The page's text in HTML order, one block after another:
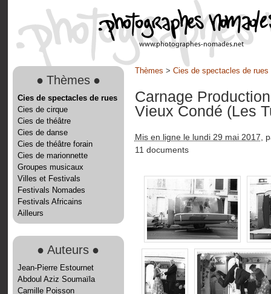
● Thèmes ●
Cies de spectacles de rues
Cies de cirque
Cies de théâtre
Cies de danse
Cies de théâtre forain
Cies de marionnette
Groupes musicaux
Villes et Festivals
Festivals Nomades
Festivals Africains
Ailleurs
● Auteurs ●
Jean-Pierre Estournet
Abdoul Aziz Soumaïla
Camille Poisson
Thèmes > Cies de spectacles de rues
Carnage
Vieux Condé (Les
Mis en ligne le lundi 29 mai 2017 ,
11 documents